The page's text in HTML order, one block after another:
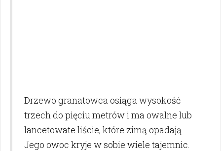
Drzewo granatowca osiąga wysokość
trzech do pięciu metrów i ma owalne lub
lancetowate liście, które zimą opadają.
Jego owoc kryje w sobie wiele tajemnic.